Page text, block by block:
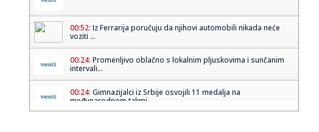
00:52: Iz Ferrarija poručuju da njihovi automobili nikada neće
voziti ...
00:24: Promenljivo oblačno s lokalnim pljuskovima i sunčanim
intervali...
00:24: Gimnazijalci iz Srbije osvojili 11 medalja na
međunarodnom takmi...